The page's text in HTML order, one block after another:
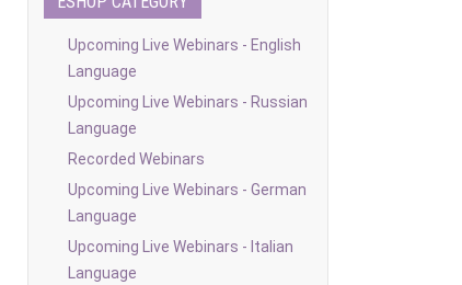
Upcoming Live Webinars - English
Language
Upcoming Live Webinars - Russian
Language
Recorded Webinars
Upcoming Live Webinars - German
Language
Upcoming Live Webinars - Italian
Language